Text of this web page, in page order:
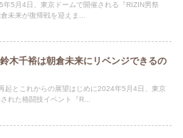
年5月4日、東京ドームで開催される『RIZIN男祭
未来が復帰戦を迎えま...
鈴木千裕は朝倉未来にリベンジできるの
起とこれからの展望はじめに2024年5月4日、東京
れた格闘技イベント『R...